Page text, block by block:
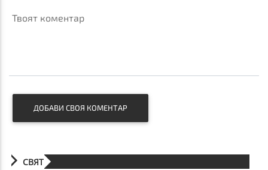
Твоят коментар
ДОБАВИ СВОЯ КОМЕНТАР
СВЯТ